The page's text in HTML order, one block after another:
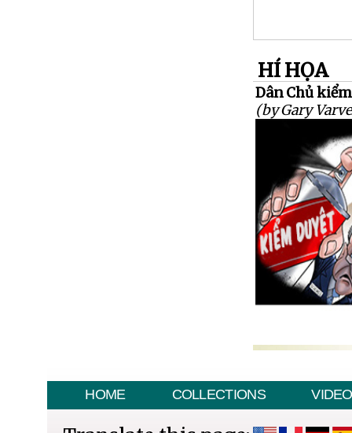
HÍ HỌA
Dân Chủ
(by Gary
HOME COLLECTIONS VIDEO